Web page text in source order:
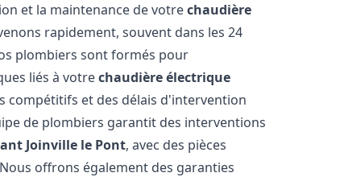
et la maintenance de votrechaudière
rapidement, souvent dans les 24
plombiers sont formés pour
liés à votrechaudière électrique
compétitifs et des délais d'intervention
de plombiers garantit des interventions
Joinville le Pont, avec des pièces
offrons également des garanties